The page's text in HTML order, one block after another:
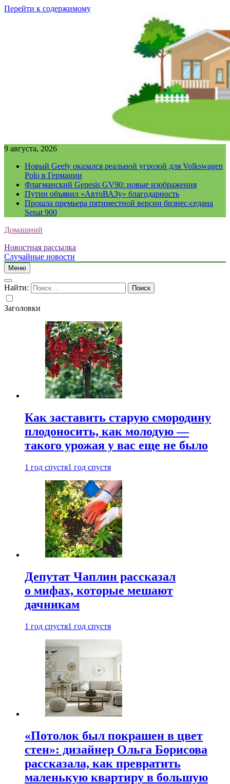
Перейти к содержимому
9 августа, 2026
Новый Geely оказался реальной угрозой для Volkswagen
Polo в Германии
Флагманский Genesis GV90: новые изображения
Путин объявил «АвтоВАЗу» благодарность
Прошла премьера пятиместной версии бизнес-седана
Senat 900
Домашний
Новостная рассылка
Случайные новости
Меню
Найти:
Заголовки
Как заставить старую смородину
плодоносить, как молодую —
такого урожая у вас еще не было
1 год спустя1 год спустя
Депутат Чаплин рассказал
о мифах, которые мешают
дачникам
1 год спустя1 год спустя
«Потолок был покрашен в цвет
стен»: дизайнер Ольга Борисова
рассказала, как превратить
маленькую квартиру в большую